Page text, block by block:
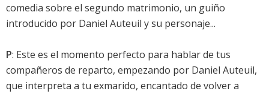
comedia sobre el segundo matrimonio, un guiño
introducido por Daniel Auteuil y su personaje...
P: Este es el momento perfecto para hablar de tus
compañeros de reparto, empezando por Daniel Auteuil,
que interpreta a tu exmarido, encantado de volver a